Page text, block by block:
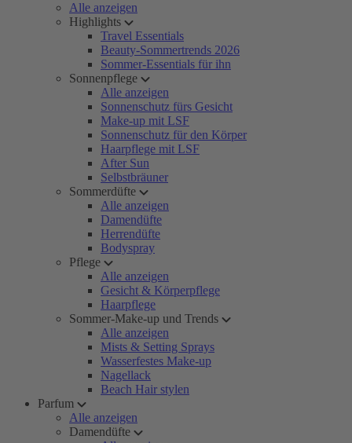
Alle anzeigen
Highlights
Travel Essentials
Beauty-Sommertrends 2026
Sommer-Essentials für ihn
Sonnenpflege
Alle anzeigen
Sonnenschutz fürs Gesicht
Make-up mit LSF
Sonnenschutz für den Körper
Haarpflege mit LSF
After Sun
Selbstbräuner
Sommerdüfte
Alle anzeigen
Damendüfte
Herrendüfte
Bodyspray
Pflege
Alle anzeigen
Gesicht & Körperpflege
Haarpflege
Sommer-Make-up und Trends
Alle anzeigen
Mists & Setting Sprays
Wasserfestes Make-up
Nagellack
Beach Hair stylen
Parfum
Alle anzeigen
Damendüfte